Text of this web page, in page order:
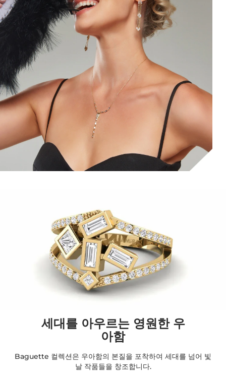
세대를 아우르는 영원한 우
아함
Baguette 컬렉션은 우아함의 본질을 포착하여 세대를 넘어 빛
날 작품들을 창조합니다.